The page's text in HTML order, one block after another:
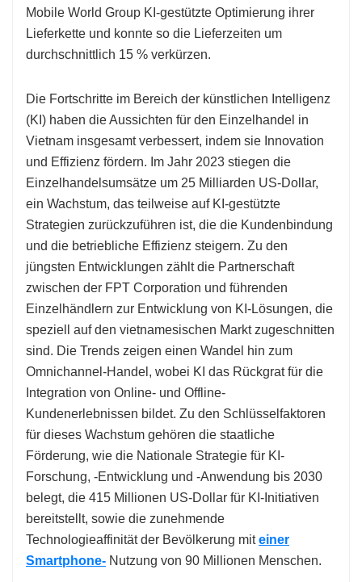
Mobile World Group KI-gestützte Optimierung ihrer
Lieferkette und konnte so die Lieferzeiten um
durchschnittlich 15 % verkürzen.
Die Fortschritte im Bereich der künstlichen Intelligenz
(KI) haben die Aussichten für den Einzelhandel in
Vietnam insgesamt verbessert, indem sie Innovation
und Effizienz fördern. Im Jahr 2023 stiegen die
Einzelhandelsumsätze um 25 Milliarden US-Dollar,
ein Wachstum, das teilweise auf KI-gestützte
Strategien zurückzuführen ist, die die Kundenbindung
und die betriebliche Effizienz steigern. Zu den
jüngsten Entwicklungen zählt die Partnerschaft
zwischen der FPT Corporation und führenden
Einzelhändlern zur Entwicklung von KI-Lösungen, die
speziell auf den vietnamesischen Markt zugeschnitten
sind. Die Trends zeigen einen Wandel hin zum
Omnichannel-Handel, wobei KI das Rückgrat für die
Integration von Online- und Offline-
Kundenerlebnissen bildet. Zu den Schlüsselfaktoren
für dieses Wachstum gehören die staatliche
Förderung, wie die Nationale Strategie für KI-
Forschung, -Entwicklung und -Anwendung bis 2030
belegt, die 415 Millionen US-Dollar für KI-Initiativen
bereitstellt, sowie die zunehmende
Technologieaffinität der Bevölkerung miteiner
Smartphone- Nutzung von 90 Millionen Menschen.